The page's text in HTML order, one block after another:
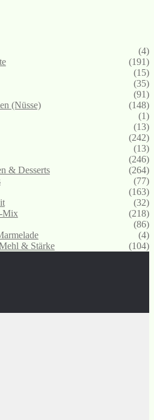
(4)
(191)
(15)
(35)
(91)
(Nüsse)
(148)
(1)
(13)
(242)
(13)
(246)
& Desserts
(264)
(77)
(163)
(32)
-Mix
(218)
(86)
(4)
& Stärke
(104)